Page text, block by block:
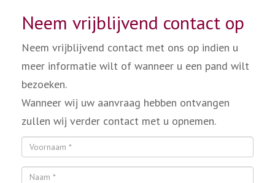
Neem vrijblijvend contact op
Neem vrijblijvend contact met ons op indien u
meer informatie wilt of wanneer u een pand wilt
bezoeken.
Wanneer wij uw aanvraag hebben ontvangen
zullen wij verder contact met u opnemen.